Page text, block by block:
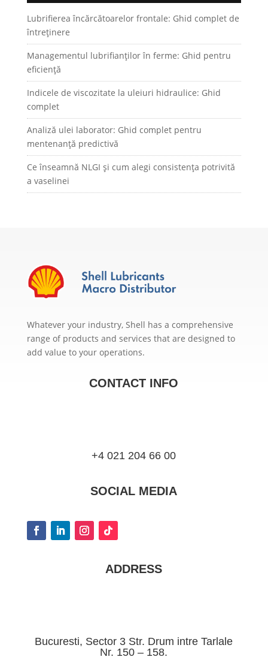
Lubrifierea încărcătoarelor frontale: Ghid complet de
întreținere
Managementul lubrifianților în ferme: Ghid pentru
eficiență
Indicele de viscozitate la uleiuri hidraulice: Ghid
complet
Analiză ulei laborator: Ghid complet pentru
mentenanță predictivă
Ce înseamnă NLGI și cum alegi consistența potrivită
a vaselinei
Whatever your industry, Shell has a comprehensive
range of products and services that are designed to
add value to your operations.
CONTACT INFO
+4 021 204 66 00
SOCIAL MEDIA
ADDRESS
Bucuresti, Sector 3 Str. Drum intre Tarlale
Nr. 150 – 158.